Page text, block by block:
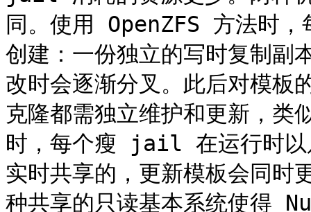
同。使用 OpenZFS 方法时
创建：一份独立的写时复制副
改时会逐渐分叉。此后对模板
克隆都需独立维护和更新
时，每个瘦 jail 在运行时以
实时共享的，更新模板会同
种共享的只读基本系统使